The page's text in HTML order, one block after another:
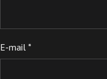
E-mail *